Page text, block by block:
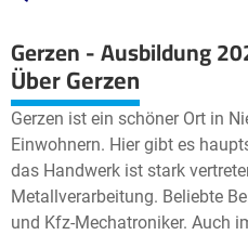
Gerzen - Ausbildung
+
−
Über Gerzen
Gerzen ist ein schöner Ort in
Einwohnern. Hier gibt es
das Handwerk ist stark
Metallverarbeitung. Beliebte
und Kfz-Mechatroniker. Auch